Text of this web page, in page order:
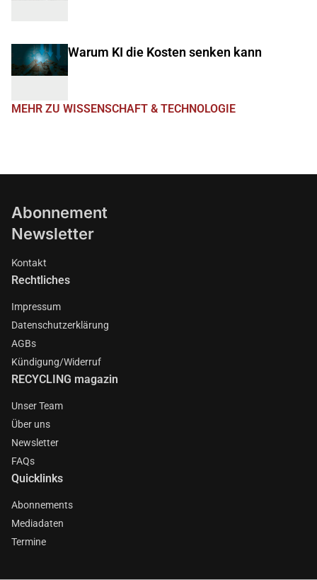
Warum KI die Kosten senken kann
MEHR ZU WISSENSCHAFT & TECHNOLOGIE
Abonnement
Newsletter
Kontakt
Rechtliches
Impressum
Datenschutzerklärung
AGBs
Kündigung/Widerruf
RECYCLING magazin
Unser Team
Über uns
Newsletter
FAQs
Quicklinks
Abonnements
Mediadaten
Termine